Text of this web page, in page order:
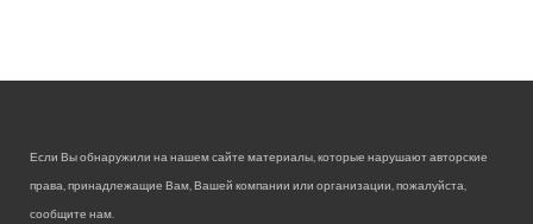
Если Вы обнаружили на нашем сайте материалы, которые нарушают авторские
права, принадлежащие Вам, Вашей компании или организации, пожалуйста,
сообщите нам.